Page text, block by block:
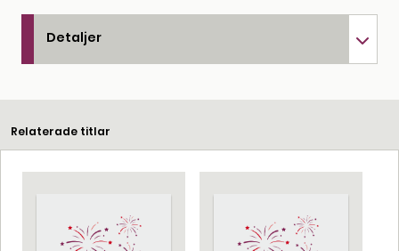
Detaljer
Relaterade titlar